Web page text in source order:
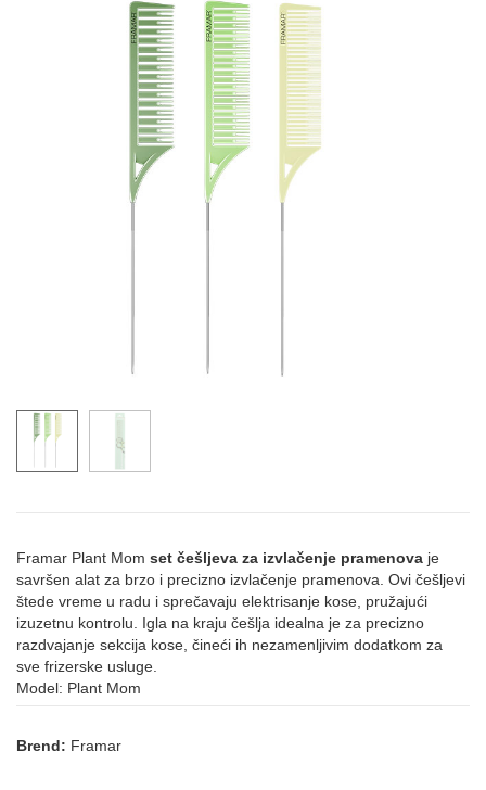
Framar Plant Mom set češljeva za izvlačenje pramenova je
savršen alat za brzo i precizno izvlačenje pramenova. Ovi češljevi
štede vreme u radu i sprečavaju elektrisanje kose, pružajući
izuzetnu kontrolu. Igla na kraju češlja idealna je za precizno
razdvajanje sekcija kose, čineći ih nezamenljivim dodatkom za
sve frizerske usluge.
Model: Plant Mom
Brend: Framar